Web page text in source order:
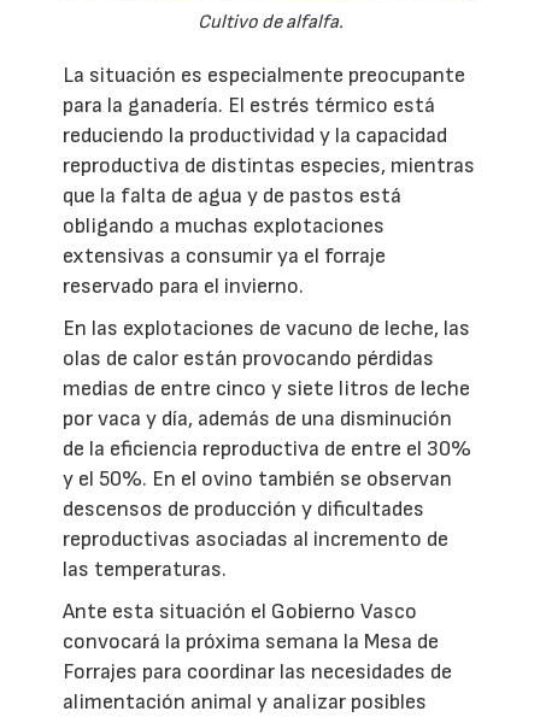
Cultivo de alfalfa.
La situación es especialmente preocupante
para la ganadería. El estrés térmico está
reduciendo la productividad y la capacidad
reproductiva de distintas especies, mientras
que la falta de agua y de pastos está
obligando a muchas explotaciones
extensivas a consumir ya el forraje
reservado para el invierno.
En las explotaciones de vacuno de leche, las
olas de calor están provocando pérdidas
medias de entre cinco y siete litros de leche
por vaca y día, además de una disminución
de la eficiencia reproductiva de entre el 30%
y el 50%. En el ovino también se observan
descensos de producción y dificultades
reproductivas asociadas al incremento de
las temperaturas.
Ante esta situación el Gobierno Vasco
convocará la próxima semana la Mesa de
Forrajes para coordinar las necesidades de
alimentación animal y analizar posibles